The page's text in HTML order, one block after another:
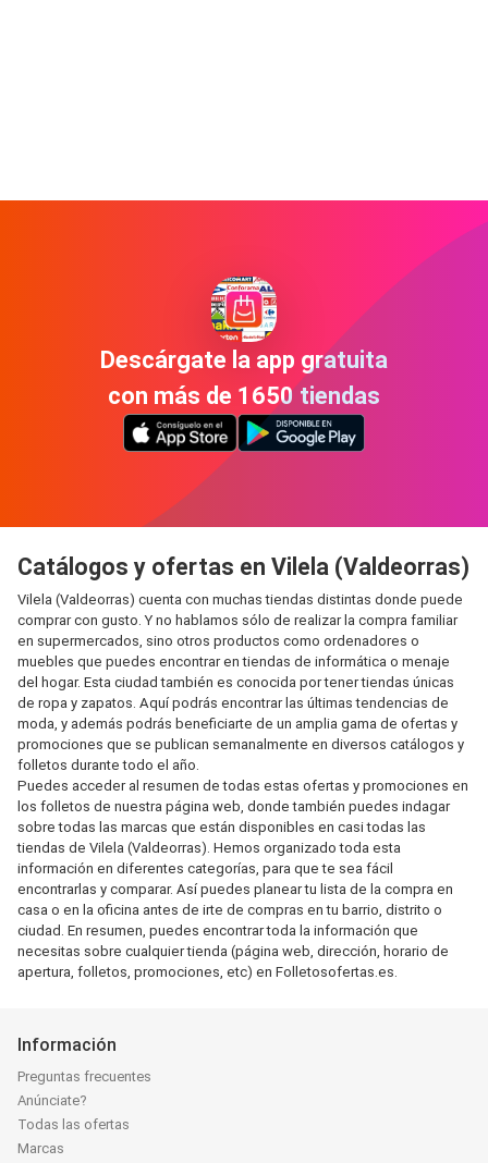
Descárgate la app gratuita
con más de 1650 tiendas
Catálogos y ofertas en Vilela (Valdeorras)
Vilela (Valdeorras) cuenta con muchas tiendas distintas donde puede
comprar con gusto. Y no hablamos sólo de realizar la compra familiar
en supermercados, sino otros productos como ordenadores o
muebles que puedes encontrar en tiendas de informática o menaje
del hogar. Esta ciudad también es conocida por tener tiendas únicas
de ropa y zapatos. Aquí podrás encontrar las últimas tendencias de
moda, y además podrás beneficiarte de un amplia gama de ofertas y
promociones que se publican semanalmente en diversos catálogos y
folletos durante todo el año.
Puedes acceder al resumen de todas estas ofertas y promociones en
los folletos de nuestra página web, donde también puedes indagar
sobre todas las marcas que están disponibles en casi todas las
tiendas de Vilela (Valdeorras). Hemos organizado toda esta
información en diferentes categorías, para que te sea fácil
encontrarlas y comparar. Así puedes planear tu lista de la compra en
casa o en la oficina antes de irte de compras en tu barrio, distrito o
ciudad. En resumen, puedes encontrar toda la información que
necesitas sobre cualquier tienda (página web, dirección, horario de
apertura, folletos, promociones, etc) en Folletosofertas.es.
Información
Preguntas frecuentes
Anúnciate?
Todas las ofertas
Marcas